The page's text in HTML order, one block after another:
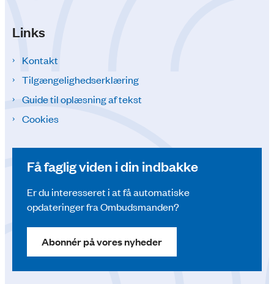
Links
Kontakt
Tilgængelighedserklæring
Guide til oplæsning af tekst
Cookies
Få faglig viden i din indbakke
Er du interesseret i at få automatiske
opdateringer fra Ombudsmanden?
Abonnér på vores nyheder